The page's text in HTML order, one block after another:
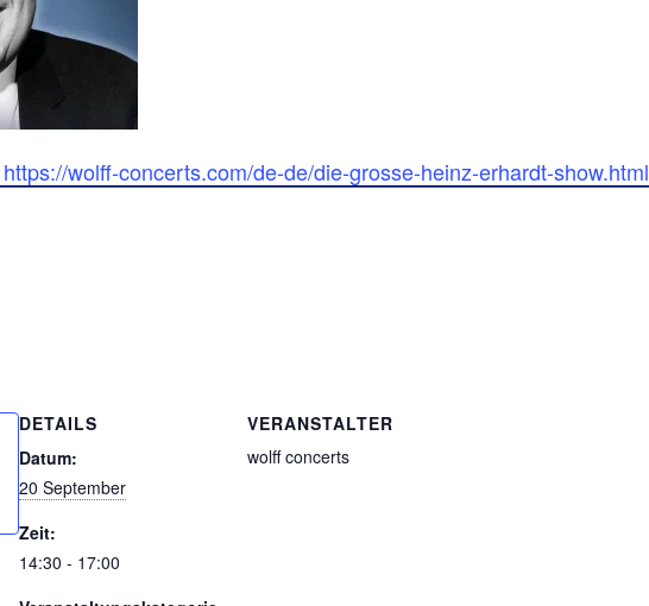
https://wolff-concerts.com/de-de/die-grosse-heinz-erhardt-show.html
DETAILS
Datum:
20 September
Zeit:
14:30 - 17:00
VERANSTALTER
wolff concerts